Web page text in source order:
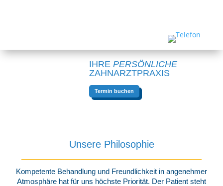
IHREPERSÖNLICHE
ZAHNARZTPRAXIS
Termin buchen
Unsere Philosophie
Kompetente Behandlung und Freundlichkeit in angenehmer
Atmosphäre hat für uns höchste Priorität. Der Patient steht